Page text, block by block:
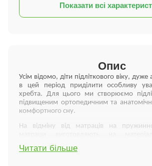
Показати всі
Опис
Усім відомо, діти підліткового віку,
в цей період приділити особливу
хребта. Для цього ми створюємо
підвищеним ортопедичним та
комфортного сну.
На відміну від матраців на
пружності, які, у свою чергу, правильно
на різні частини тіла, створюють
Читати більше